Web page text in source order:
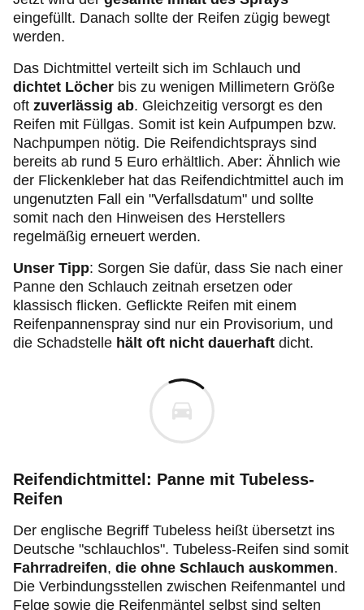
eingefüllt. Danach sollte der Reifen zügig bewegt
werden.
Das Dichtmittel verteilt sich im Schlauch und
dichtet Löcher bis zu wenigen Millimetern Größe
oft zuverlässig ab. Gleichzeitig versorgt es den
Reifen mit Füllgas. Somit ist kein Aufpumpen bzw.
Nachpumpen nötig. Die Reifendichtsprays sind
bereits ab rund 5 Euro erhältlich. Aber: Ähnlich wie
der Flickenkleber hat das Reifendichtmittel auch im
ungenutzten Fall ein "Verfallsdatum" und sollte
somit nach den Hinweisen des Herstellers
regelmäßig erneuert werden.
Unser Tipp: Sorgen Sie dafür, dass Sie nach einer
Panne den Schlauch zeitnah ersetzen oder
klassisch flicken. Geflickte Reifen mit einem
Reifenpannenspray sind nur ein Provisorium, und
die Schadstelle hält oft nicht dauerhaft dicht.
Reifendichtmittel: Panne mit Tubeless-
Reifen
Der englische Begriff Tubeless heißt übersetzt ins
Deutsche "schlauchlos". Tubeless-Reifen sind somit
Fahrradreifen, die ohne Schlauch auskommen.
Die Verbindungsstellen zwischen Reifenmantel und
Felge sowie die Reifenmäntel selbst sind selten